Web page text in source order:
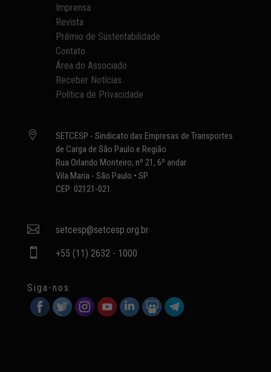
Imprensa
Revista
Prêmio de Sustentabilidade
Contato
Área do Associado
Receber Notícias
Política de Privacidade

SETCESP - Sindicato das Empresas de Transportes
de Carga de São Paulo e Região
Rua Orlando Monteiro, nº 21, 6º andar
Vila Maria - São Paulo • SP
CEP: 02121-021
 setcesp@setcesp.org.br
 +55 (11) 2632 - 1000
Siga-nos